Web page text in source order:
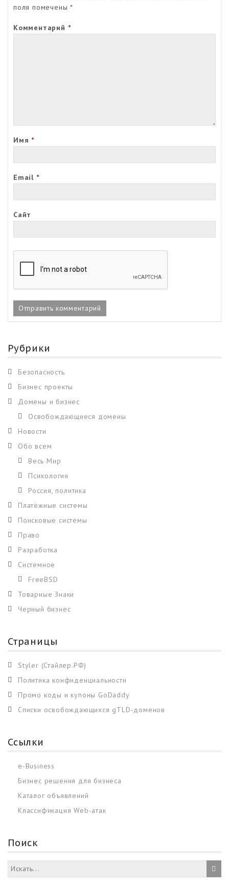
поля помечены*
Комментарий *
Имя *
Email *
Сайт
Рубрики
Безопасность
Бизнес проекты
Домены и бизнес
Освобождающиеся домены
Новости
Обо всем
Весь Мир
Психология
Россия, политика
Платёжные системы
Поисковые системы
Право
Разработка
Системное
FreeBSD
Товарные Знаки
Черный бизнес
Страницы
Styler (Стайлер.РФ)
Политика конфиденциальности
Промо коды и купоны GoDaddy
Списки освобождающихся gTLD-доменов
Ссылки
e-Business
Бизнес решения для бизнеса
Каталог объявлений
Классификация Web-атак
Поиск